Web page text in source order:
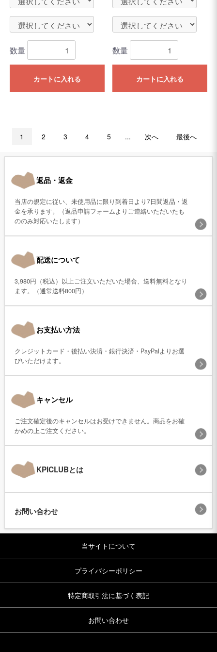
数量
カートに入れる
数量
カートに入れる
1 2 3 4 5 ... 次へ 最後へ
返品・返金
当店の規定に従い、未使用品に限り到着日より7日間返品・返
金を承ります。（返品申請フォームよりご連絡いただいたも
ののみ対応いたします）
配送について
3,980円（税込）以上ご注文いただいた場合、送料無料となり
ます。（通常送料800円）
お支払い方法
クレジットカード・後払い決済・銀行決済・PayPalよりお選
びいただけます。
キャンセル
ご注文確定後のキャンセルはお受けできません。商品をお確
かめの上ご注文ください。
KPICLUBとは
お問い合わせ
当サイトについて
プライバシーポリシー
特定商取引法に基づく表記
お問い合わせ